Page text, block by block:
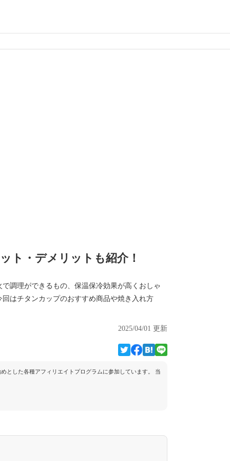
ト・デメリットも紹介！
調理ができるもの、保温保冷効果が高くおしゃ
はチタンカップのおすすめ商品や焼き入れ方
2025/04/01 更新
とした各種アフィリエイトプログラムに参加しています。 当